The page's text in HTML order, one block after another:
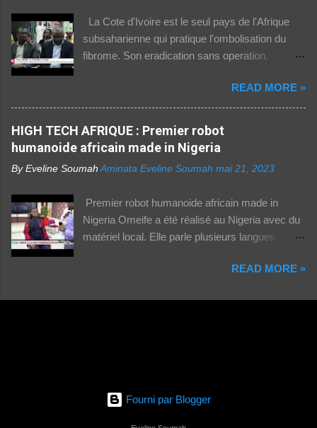
dans cette partie du monde, cette dernière est
celle où l'accès au web reste difficile –
notamment pour les femmes et les personnes
coûteux. Cinq faits pour appréhender le fossé
numérique en Afrique. La moitié des citadins
africains sont en ligne contre seulement 15% de
la population rurale. A l'échelle de la planète, les
habitants des zones urbaines sont deux fois...
La Cote d'Ivoire est le seul pays de l'Afrique
subsaharienne qui pratique l'ombolisation du
fibrome. Son eradication sans operation.
d'Ivoire. Elle a gueri pres de 300 femmes.
Suivez ceci. - 1TPE.com - Votre boutique de
produits digitaux Source life tv.
READ MORE »
HIGH TECH AFRIQUE : Premier robot
humanoide africain made in Nigeria
By Eveline Soumah Aminata Eveline Soumah mai 21, 2023
Premier robot humanoide africain made in
Nigeria Omeife a été réalisé au Nigeria avec du
matériel local. Elle parle plusieurs langues
READ MORE »
Fourni par Blogger